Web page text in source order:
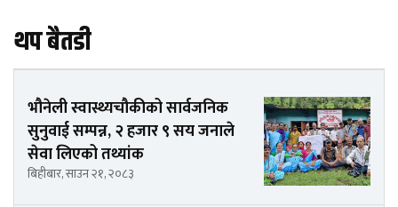
थप बैतडी
भौनेली स्वास्थ्यचौकीको सार्वजनिक
सुनुवाई सम्पन्न, २ हजार ९ सय जनाले
सेवा लिएको तथ्यांक
बिहीबार, साउन २१, २०८३